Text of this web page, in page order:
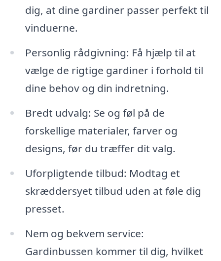
dig, at dine gardiner passer perfekt til
vinduerne.
Personlig rådgivning: Få hjælp til at
vælge de rigtige gardiner i forhold til
dine behov og din indretning.
Bredt udvalg: Se og føl på de
forskellige materialer, farver og
designs, før du træffer dit valg.
Uforpligtende tilbud: Modtag et
skræddersyet tilbud uden at føle dig
presset.
Nem og bekvem service:
Gardinbussen kommer til dig, hvilket